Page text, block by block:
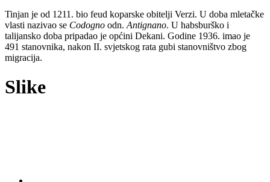
Tinjan je od 1211. bio feud koparske obitelji Verzi. U doba mletačke
vlasti nazivao se Codogno odn. Antignano. U habsburško i
talijansko doba pripadao je općini Dekani. Godine 1936. imao je
491 stanovnika, nakon II. svjetskog rata gubi stanovništvo zbog
migracija.
Slike